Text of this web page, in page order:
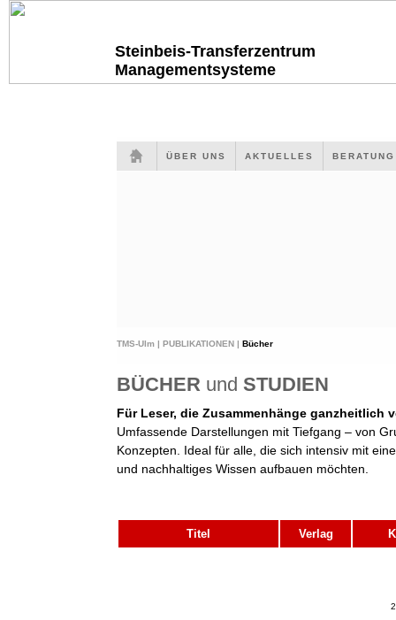
Steinbeis-Transferzentrum
Managementsysteme
ÜBER UNS AKTUELLES
TMS-Ulm | PUBLIKATIONEN | Bücher
BÜCHER und STUDIEN
Für Leser, die Zusammenhänge ganzheitlich
Umfassende Darstellungen mit Tiefgang – von
Konzepten. Ideal für alle, die sich intensiv mit
und nachhaltiges Wissen aufbauen möchten.
Titel Verlag